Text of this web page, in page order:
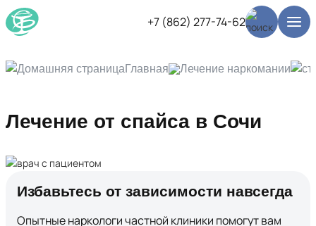
+7 (862) 277-74-62
Главная Лечение наркомании
Лечение от спайса в Сочи
Избавьтесь от зависимости навсегда
Опытные наркологи частной клиники помогут вам